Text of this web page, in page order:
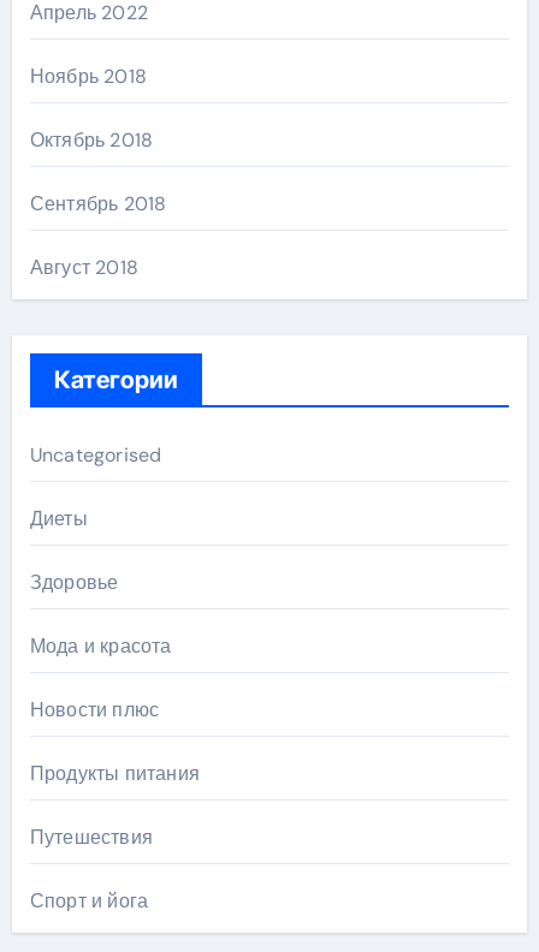
Апрель 2022
Ноябрь 2018
Октябрь 2018
Сентябрь 2018
Август 2018
Категории
Uncategorised
Диеты
Здоровье
Мода и красота
Новости плюс
Продукты питания
Путешествия
Спорт и йога